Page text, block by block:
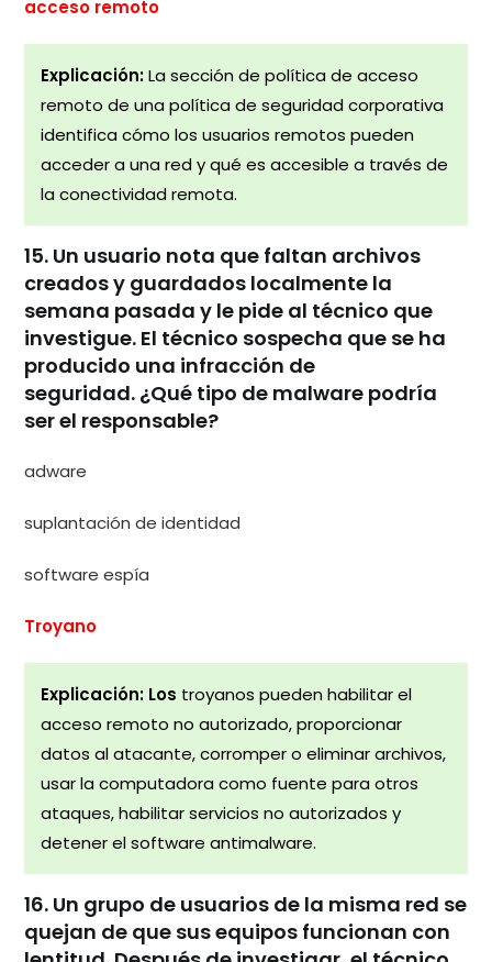
acceso remoto
Explicación:La sección de política de acceso
remoto de una política de seguridad corporativa
identifica cómo los usuarios remotos pueden
acceder a una red y qué es accesible a través de
la conectividad remota.
15. Un usuario nota que faltan archivos
creados y guardados localmente la
semana pasada y le pide al técnico que
investigue. El técnico sospecha que se ha
producido una infracción de
seguridad. ¿Qué tipo de malware podría
ser el responsable?
adware
suplantación de identidad
software espía
Troyano
Explicación: Los troyanos pueden habilitar el
acceso remoto no autorizado, proporcionar
datos al atacante, corromper o eliminar archivos,
usar la computadora como fuente para otros
ataques, habilitar servicios no autorizados y
detener el software antimalware.
16. Un grupo de usuarios de la misma red se
quejan de que sus equipos funcionan con